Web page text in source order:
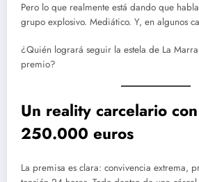
Pero lo que realmente está dando que
grupo explosivo. Mediático. Y, en algunos
¿Quién logrará seguir la estela de La
premio?
Un reality carcelario
250.000 euros
La premisa es clara: convivencia extrema,